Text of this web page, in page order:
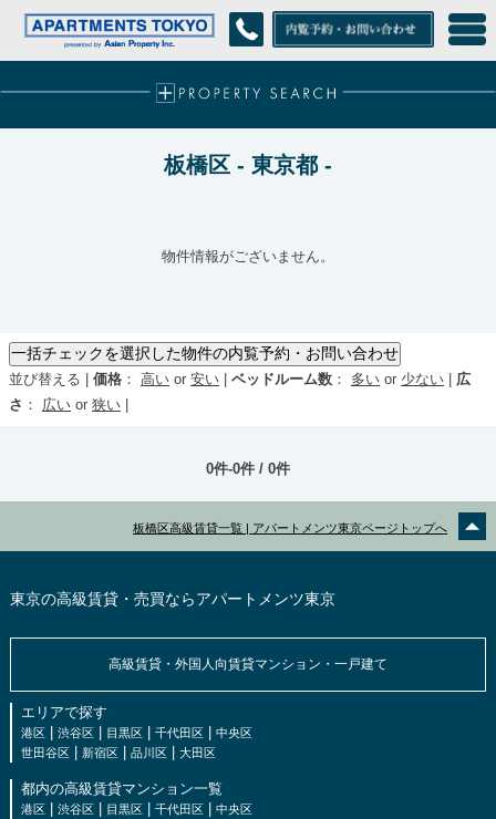
板橋区 - 東京都 -
物件情報がございません。
並び替える | 価格 ： 高い or 安い ベッドルーム数 ： 多い or 少ない
広
さ ： 広い or 狭い
0件-0件 / 0件
板橋区高級賃貸一覧 | アパートメンツ東京ページトップへ
東京の高級賃貸・売買ならアパートメンツ東京
高級賃貸・外国人向賃貸マンション・一戸建て
エリアで探す
港区| 渋谷区| 目黒区| 千代田区|
中央区
世田谷区| 新宿区| 品川区| 大田区
都内の高級賃貸マンション一覧
港区| 渋谷区| 目黒区| 千代田区|
中央区